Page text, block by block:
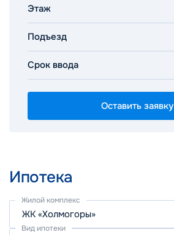
Этаж
Подъезд
Срок ввода
Оставить заявку
Ипотека
Жилой комплекс
ЖК «Холмогоры»
Вид ипотеки